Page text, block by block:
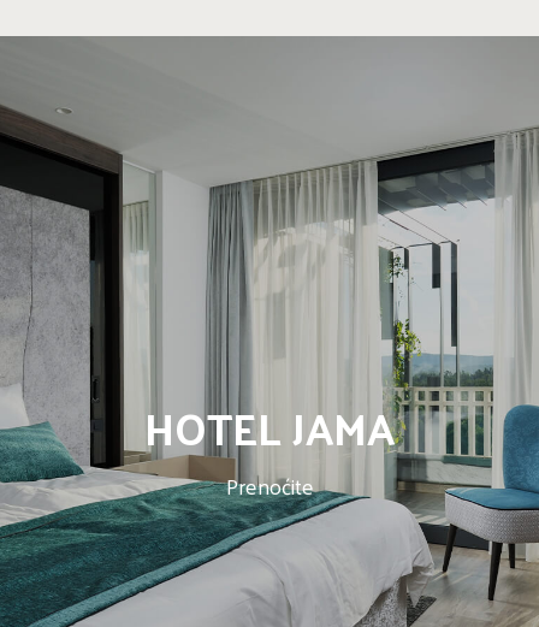
HOTEL JAMA
Prenoćite